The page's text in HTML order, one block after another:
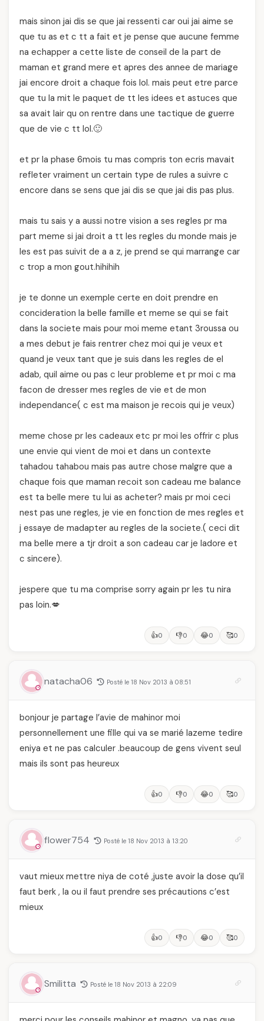
mais sinon jai dis se que jai ressenti car oui jai aime se
que tu as et c tt a fait et je pense que aucune femme
na echapper a cette liste de conseil de la part de
maman et grand mere et apres des annee de mariage
jai encore droit a chaque fois lol. mais peut etre parce
que tu la mit le paquet de tt les idees et astuces que
sa avait lair qu on rentre dans une tactique de guerre
que de vie c tt lol.🙂
et pr la phase 6mois tu mas compris ton ecris mavait
refleter vraiment un certain type de rules a suivre c
encore dans se sens que jai dis se que jai dis pas plus.
mais tu sais y a aussi notre vision a ses regles pr ma
part meme si jai droit a tt les regles du monde mais je
les est pas suivit de a a z, je prend se qui marrange car
c trop a mon gout.hihihih
je te donne un exemple certe en doit prendre en
concideration la belle famille et meme se qui se fait
dans la societe mais pour moi meme etant 3roussa ou
a mes debut je fais rentrer chez moi qui je veux et
quand je veux tant que je suis dans les regles de el
adab, quil aime ou pas c leur probleme et pr moi c ma
facon de dresser mes regles de vie et de mon
independance( c est ma maison je recois qui je veux)
meme chose pr les cadeaux etc pr moi les offrir c plus
une envie qui vient de moi et dans un contexte
tahadou tahabou mais pas autre chose malgre que a
chaque fois que maman recoit son cadeau me balance
est ta belle mere tu lui as acheter? mais pr moi ceci
nest pas une regles, je vie en fonction de mes regles et
j essaye de madapter au regles de la societe.( ceci dit
ma belle mere a tjr droit a son cadeau car je ladore et
c sincere).
jespere que tu ma comprise sorry again pr les tu nira
pas loin.💋
👍0 👎0 😂0 🥰0
natacha06 Posté le 18 Nov 2013 à 08:51
bonjour je partage l’avie de mahinor moi
personnellement une fille qui va se marié lazeme tedire
eniya et ne pas calculer .beaucoup de gens vivent seul
mais ils sont pas heureux
👍0 👎0 😂0 🥰0
flower754 Posté le 18 Nov 2013 à 13:20
vaut mieux mettre niya de coté ,juste avoir la dose qu’il
faut berk , la ou il faut prendre ses précautions c’est
mieux
👍0 👎0 😂0 🥰0
Smilitta Posté le 18 Nov 2013 à 22:09